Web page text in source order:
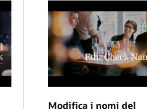
Modifica i nomi del